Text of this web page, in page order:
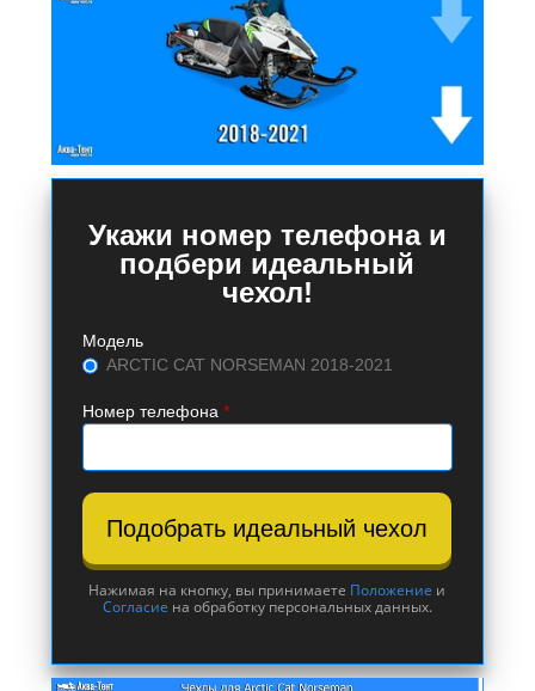
Укажи номер телефона и
подбери идеальный
чехол!
Модель
ARCTIC CAT NORSEMAN 2018-2021
Номер телефона *
Подобрать идеальный чехол
Нажимая на кнопку, вы принимаете Положение и
Согласие на обработку персональных данных.